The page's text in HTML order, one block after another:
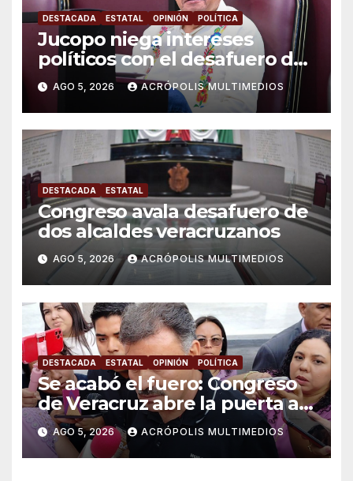
DESTACADA ESTATAL OPINIÓN POLÍTICA
Jucopo niega intereses
políticos con el desafuero de
alcaldes
AGO 5, 2026 ACRÓPOLIS MULTIMEDIOS
DESTACADA ESTATAL
Congreso avala desafuero de
dos alcaldes veracruzanos
AGO 5, 2026 ACRÓPOLIS MULTIMEDIOS
DESTACADA ESTATAL OPINIÓN POLÍTICA
Se acabó el fuero: Congreso
de Veracruz abre la puerta a
proceso penal contra alcalde
de Úrsulo Galván
AGO 5, 2026 ACRÓPOLIS MULTIMEDIOS